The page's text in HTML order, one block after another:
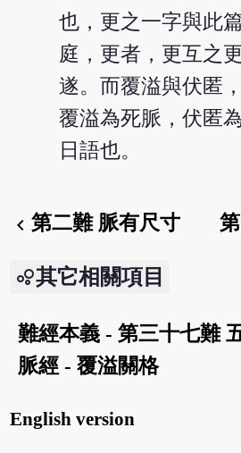
也，更之一字與此
庭，更者，更互之
遂。而覆溢與伏匿
覆溢為死脈，伏匿
日語也。
chevron_left第二難 脈有尺寸
其它相關項目
難經本義 - 第三十七難
脈經 - 覆溢關格
English version